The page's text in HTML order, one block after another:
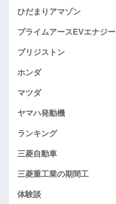
ひだまりアマゾン
プライムアースEVエナジー
ブリジストン
ホンダ
マツダ
ヤマハ発動機
ランキング
三菱自動車
三菱重工業の期間工
体験談